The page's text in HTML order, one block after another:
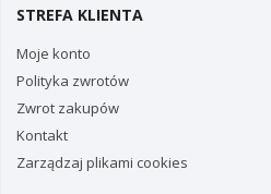
STREFA KLIENTA
Moje konto
Polityka zwrotów
Zwrot zakupów
Kontakt
Zarządzaj plikami cookies